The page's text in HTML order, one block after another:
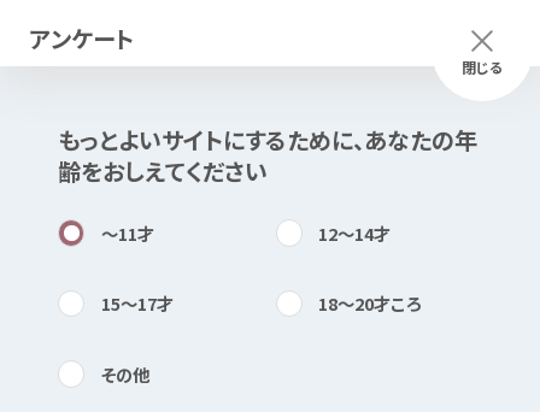
内検索
ふりがな つかいかた メニュー
閉じる
アンケート
もっとよいサイトにするために、あなたの年
齢をおしえてください
〜11才 12〜14才
15〜17才 18〜20才ころ
その他
このページは公開情報をもとに
Mexで作成